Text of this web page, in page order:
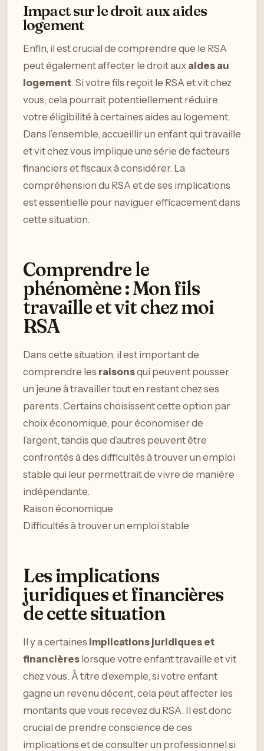
Impact sur le droit aux aides
logement
Enfin, il est crucial de comprendre que le RSA
peut également affecter le droit aux aides au
logement. Si votre fils reçoit le RSA et vit chez
vous, cela pourrait potentiellement réduire
votre éligibilité à certaines aides au logement.
Dans l’ensemble, accueillir un enfant qui travaille
et vit chez vous implique une série de facteurs
financiers et fiscaux à considérer. La
compréhension du RSA et de ses implications
est essentielle pour naviguer efficacement dans
cette situation.
Comprendre le
phénomène : Mon fils
travaille et vit chez moi
RSA
Dans cette situation, il est important de
comprendre les raisonsqui peuvent pousser
un jeune à travailler tout en restant chez ses
parents. Certains choisissent cette option par
choix économique, pour économiser de
l’argent, tandis que d’autres peuvent être
confrontés à des difficultés à trouver un emploi
stable qui leur permettrait de vivre de manière
indépendante.
Raison économique
Difficultés à trouver un emploi stable
Les implications
juridiques et financières
de cette situation
Il y a certaines implications juridiques et
financières lorsque votre enfant travaille et vit
chez vous. À titre d’exemple, si votre enfant
gagne un revenu décent, cela peut affecter les
montants que vous recevez du RSA. Il est donc
crucial de prendre conscience de ces
implications et de consulter un professionnel si